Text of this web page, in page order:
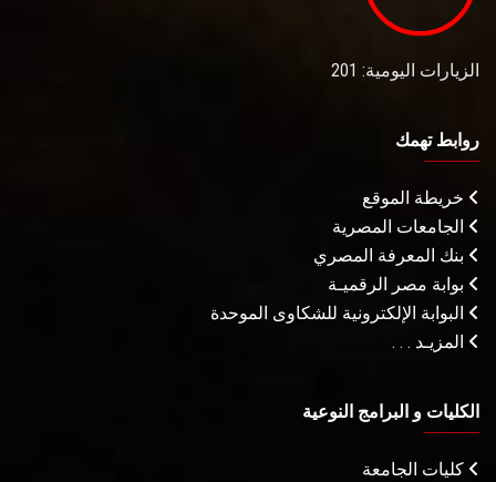
الزيارات اليومية: 201
روابط تهمك
خريطة الموقع
الجامعات المصرية
بنك المعرفة المصري
بوابة مصر الرقميـة
البوابة الإلكترونية للشكاوى الموحدة
المزيـد . . .
الكليات و البرامج النوعية
كليات الجامعة